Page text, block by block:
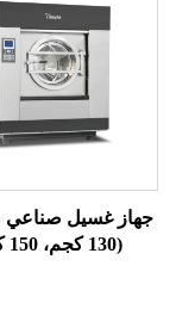
صناعي مستخرج